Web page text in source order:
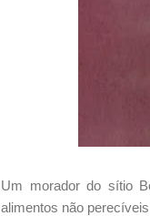
Um morador do sítio
alimentos não